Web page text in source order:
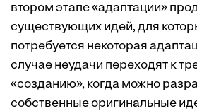
втором этапе «адаптации»
существующих идей, для
потребуется некоторая
случае неудачи переходят к
«созданию», когда можно
собственные оригинальные